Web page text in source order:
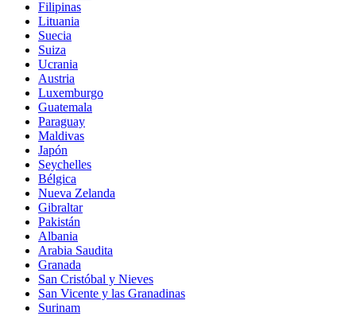
Filipinas
Lituania
Suecia
Suiza
Ucrania
Austria
Luxemburgo
Guatemala
Paraguay
Maldivas
Japón
Seychelles
Bélgica
Nueva Zelanda
Gibraltar
Pakistán
Albania
Arabia Saudita
Granada
San Cristóbal y Nieves
San Vicente y las Granadinas
Surinam